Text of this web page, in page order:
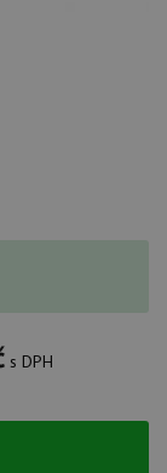
s DPH